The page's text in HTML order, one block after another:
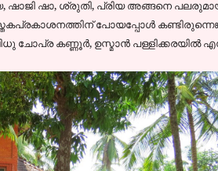
ഷാജി ഷാ, ശ്രുതി, പ്രിയ അങ്ങനെ
പോയപ്പോള്‍
കണ്ണൂര്‍, ഉസ്മാന്‍ പള്ളിക്കരയില്‍